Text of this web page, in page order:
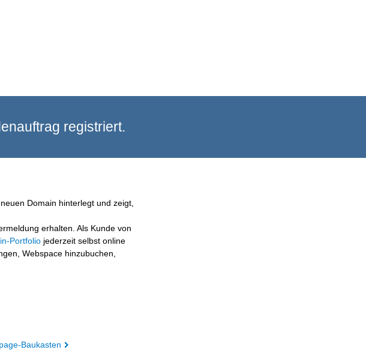
registriert.
Domain hinterlegt und zeigt,
erhalten. Als Kunde von
Portfolio jederzeit selbst online
Webspace hinzubuchen,
Baukasten